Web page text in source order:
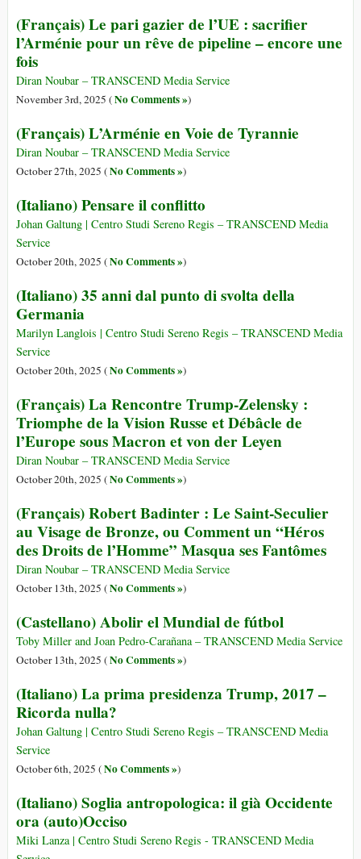
(Français) Le pari gazier de l’UE : sacrifier
l’Arménie pour un rêve de pipeline – encore une
fois
Diran Noubar – TRANSCEND Media Service
November 3rd, 2025 (No Comments »)
(Français) L’Arménie en Voie de Tyrannie
Diran Noubar – TRANSCEND Media Service
October 27th, 2025 (No Comments »)
(Italiano) Pensare il conflitto
Johan Galtung | Centro Studi Sereno Regis – TRANSCEND Media
Service
October 20th, 2025 (No Comments »)
(Italiano) 35 anni dal punto di svolta della
Germania
Marilyn Langlois | Centro Studi Sereno Regis – TRANSCEND Media
Service
October 20th, 2025 (No Comments »)
(Français) La Rencontre Trump-Zelensky :
Triomphe de la Vision Russe et Débâcle de
l’Europe sous Macron et von der Leyen
Diran Noubar – TRANSCEND Media Service
October 20th, 2025 (No Comments »)
(Français) Robert Badinter : Le Saint-Seculier
au Visage de Bronze, ou Comment un “Héros
des Droits de l’Homme” Masqua ses Fantômes
Diran Noubar – TRANSCEND Media Service
October 13th, 2025 (No Comments »)
(Castellano) Abolir el Mundial de fútbol
Toby Miller and Joan Pedro-Carañana – TRANSCEND Media Service
October 13th, 2025 (No Comments »)
(Italiano) La prima presidenza Trump, 2017 –
Ricorda nulla?
Johan Galtung | Centro Studi Sereno Regis – TRANSCEND Media
Service
October 6th, 2025 (No Comments »)
(Italiano) Soglia antropologica: il già Occidente
ora (auto)Occiso
Miki Lanza | Centro Studi Sereno Regis - TRANSCEND Media